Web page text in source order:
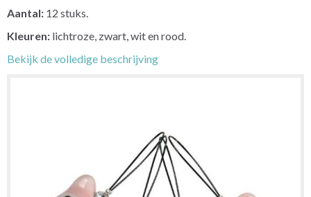
Aantal: 12 stuks.
Kleuren: lichtroze, zwart, wit en rood.
Bekijk de volledige beschrijving